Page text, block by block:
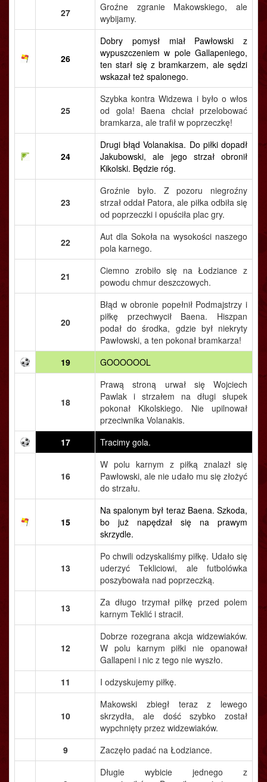
27
Groźne zgranie Makowskiego, ale
wybijamy.
26
Dobry pomysł miał Pawłowski z
wypuszczeniem w pole Gallapeniego,
ten starł się z bramkarzem, ale sędzi
wskazał też spalonego.
25
Szybka kontra Widzewa i było o włos
od gola! Baena chciał przelobować
bramkarza, ale trafił w poprzeczkę!
24
Drugi błąd Volanakisa. Do piłki dopadł
Jakubowski, ale jego strzał obronił
Kikolski. Będzie róg.
23
Groźnie było. Z pozoru niegroźny
strzał oddał Patora, ale piłka odbiła się
od poprzeczki i opuściła plac gry.
22
Aut dla Sokoła na wysokości naszego
pola karnego.
21
Ciemno zrobiło się na Łodziance z
powodu chmur deszczowych.
20
Błąd w obronie popełnił Podmajstrzy i
piłkę przechwycił Baena. Hiszpan
podał do środka, gdzie był niekryty
Pawłowski, a ten pokonał bramkarza!
19
GOOOOOOL
18
Prawą stroną urwał się Wojciech
Pawlak i strzałem na długi słupek
pokonał Kikolskiego. Nie upilnował
przeciwnika Volanakis.
17
Tracimy gola.
16
W polu karnym z piłką znalazł się
Pawłowski, ale nie udało mu się złożyć
do strzału.
15
Na spalonym był teraz Baena. Szkoda,
bo już napędzał się na prawym
skrzydle.
13
Po chwili odzyskaliśmy piłkę. Udało się
uderzyć Tekliciowi, ale futbolówka
poszybowała nad poprzeczką.
13
Za długo trzymał piłkę przed polem
karnym Teklić i stracił.
12
Dobrze rozegrana akcja widzewiaków.
W polu karnym piłki nie opanował
Gallapeni i nic z tego nie wyszło.
11
I odzyskujemy piłkę.
10
Makowski zbiegł teraz z lewego
skrzydła, ale dość szybko został
wypchnięty przez widzewiaków.
9
Zaczęło padać na Łodziance.
Długie wybicie jednego z